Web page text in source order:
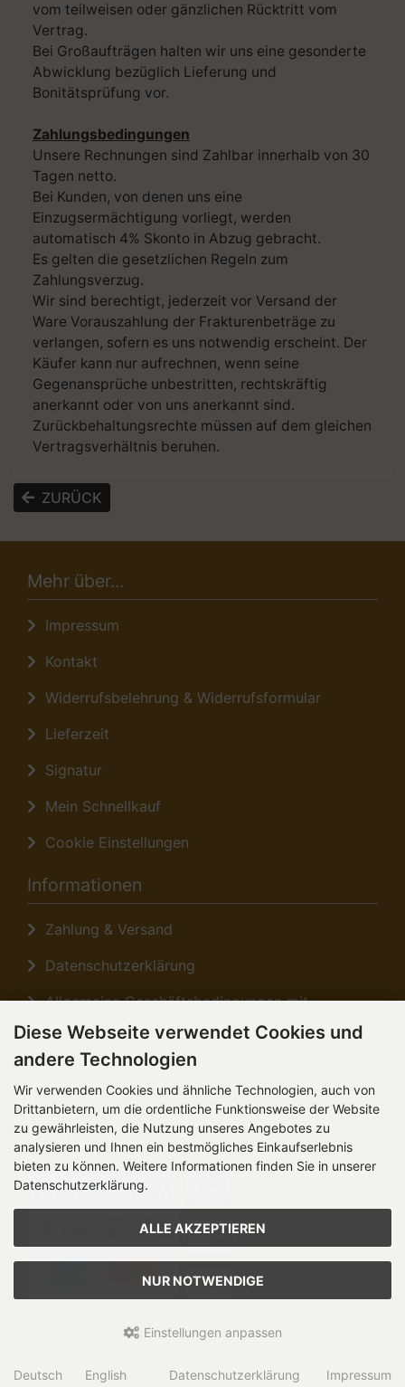
vom teilweisen oder gänzlichen Rücktritt vom
Vertrag.
Bei Großaufträgen halten wir uns eine gesonderte
Abwicklung bezüglich Lieferung und
Bonitätsprüfung vor.
Zahlungsbedingungen
Unsere Rechnungen sind Zahlbar innerhalb von 30
Tagen netto.
Bei Kunden, von denen uns eine
Einzugsermächtigung vorliegt, werden
automatisch 4% Skonto in Abzug gebracht.
Es gelten die gesetzlichen Regeln zum
Zahlungsverzug.
Wir sind berechtigt, jederzeit vor Versand der
Ware Vorauszahlung der Frakturenbeträge zu
verlangen, sofern es uns notwendig erscheint. Der
Käufer kann nur aufrechnen, wenn seine
Gegenansprüche unbestritten, rechtskräftig
anerkannt oder von uns anerkannt sind.
Zurückbehaltungsrechte müssen auf dem gleichen
Vertragsverhältnis beruhen.
ZURÜCK
Mehr über...
Impressum
Kontakt
Widerrufsbelehrung & Widerrufsformular
Lieferzeit
Signatur
Mein Schnellkauf
Cookie Einstellungen
Informationen
Zahlung & Versand
Datenschutzerklärung
Allgemeine Geschäftsbedingungen mit
Kundeninformationen
Sitemap
Anfahrt
Zahlungsmethoden
Diese Webseite verwendet Cookies und
andere Technologien
Wir verwenden Cookies und ähnliche Technologien, auch von
Drittanbietern, um die ordentliche Funktionsweise der Website
zu gewährleisten, die Nutzung unseres Angebotes zu
analysieren und Ihnen ein bestmögliches Einkaufserlebnis
bieten zu können. Weitere Informationen finden Sie in unserer
Datenschutzerklärung.
ALLE AKZEPTIEREN
NUR NOTWENDIGE
Einstellungen anpassen
Deutsch English Datenschutzerklärung Impressum